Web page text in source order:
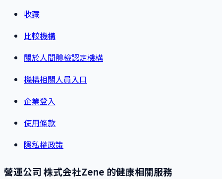
收藏
比較機構
關於人間體檢認定機構
機構相關人員入口
企業登入
使用條款
隱私權政策
營運公司 株式会社Zene 的健康相關服務